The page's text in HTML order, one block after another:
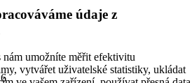
údaje z
umožníte měřit efektivitu
vytvářet uživatelské statistiky, ukládat